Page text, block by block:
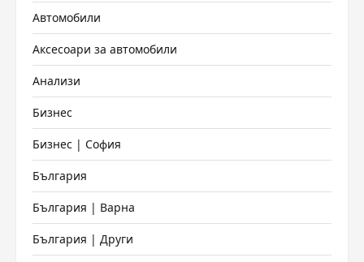
Автомобили
Аксесоари за автомобили
Анализи
Бизнес
Бизнес | София
България
България | Варна
България | Други